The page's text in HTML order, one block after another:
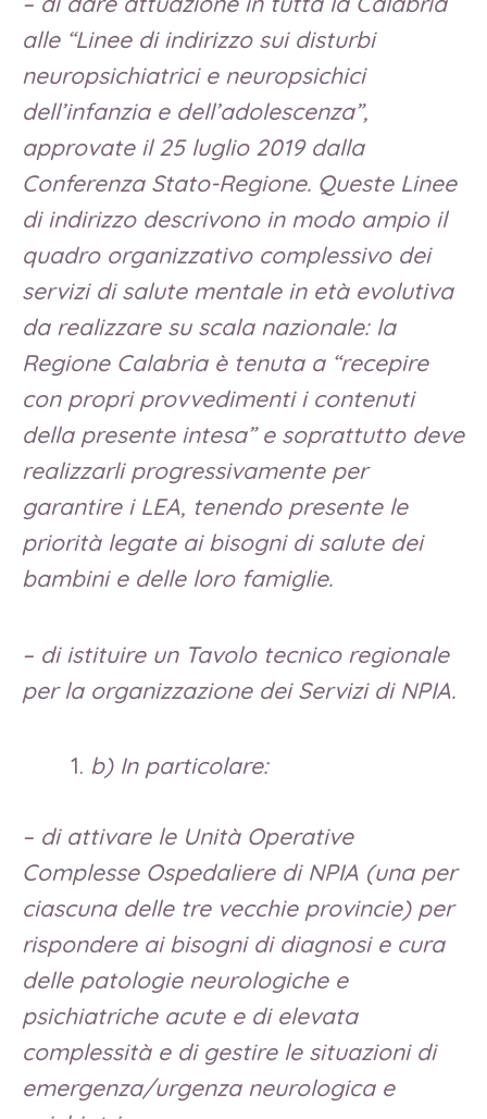
alle “Linee di indirizzo sui disturbi
neuropsichiatrici e neuropsichici
dell’infanzia e dell’adolescenza”,
approvate il 25 luglio 2019 dalla
Conferenza Stato-Regione. Queste Linee
di indirizzo descrivono in modo ampio il
quadro organizzativo complessivo dei
servizi di salute mentale in età evolutiva
da realizzare su scala nazionale: la
Regione Calabria è tenuta a “recepire
con propri provvedimenti i contenuti
della presente intesa” e soprattutto deve
realizzarli progressivamente per
garantire i LEA, tenendo presente le
priorità legate ai bisogni di salute dei
bambini e delle loro famiglie.
– di istituire un Tavolo tecnico regionale
per la organizzazione dei Servizi di NPIA.
b) In particolare:
– di attivare le Unità Operative
Complesse Ospedaliere di NPIA (una per
ciascuna delle tre vecchie provincie) per
rispondere ai bisogni di diagnosi e cura
delle patologie neurologiche e
psichiatriche acute e di elevata
complessità e di gestire le situazioni di
emergenza/urgenza neurologica e